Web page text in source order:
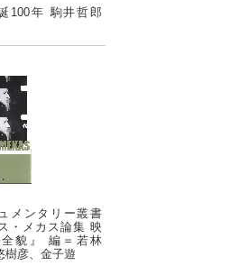
100年 駒井哲郎
メンタリー叢書
・メカス論集 映
貌』 編＝若林
樹彦、金子遊